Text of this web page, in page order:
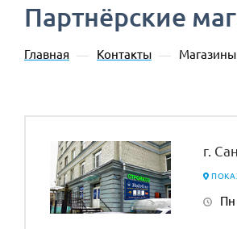
Партнёрские
Главная — Контакты — Магазины
г.
Пн